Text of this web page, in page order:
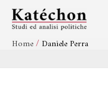
contenuto
Home Daniele Perra